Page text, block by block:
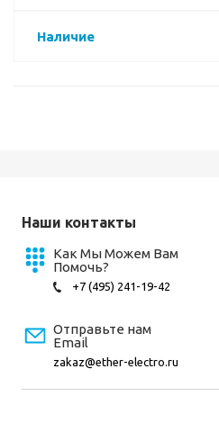
Наличие
Наши контакты
Как Мы Можем Вам
Помочь?
+7 (495) 241-19-42
Отправьте нам
Email
zakaz@ether-electro.ru